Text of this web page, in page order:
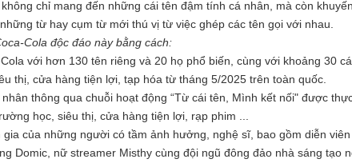
chỉ mang đến những cái tên đậm tính cá nhân, mà còn
từ hay cụm từ mới thú vị từ việc ghép các tên gọi với nhau.
Cola độc đáo này bằng cách:
với hơn 130 tên riêng và 20 họ phổ biến, cùng với khoảng 30
thị, cửa hàng tiện lợi, tạp hóa từ tháng 5/2025 trên toàn quốc.
thông qua chuỗi hoạt động “Từ cái tên, Mình kết nối" được
học, siêu thị, cửa hàng tiện lợi, rạp phim ...
của những người có tầm ảnh hưởng, nghệ sĩ, bao gồm diễn
Domic, nữ streamer Misthy cùng đội ngũ đông đảo nhà sáng tạo